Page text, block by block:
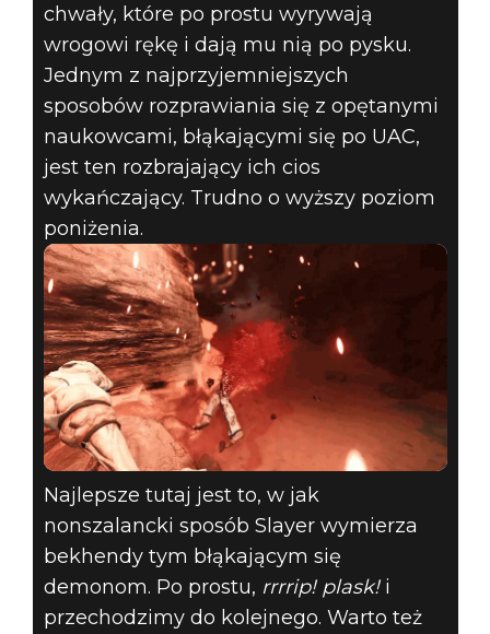
chwały, które po prostu wyrywają
wrogowi rękę i dają mu nią po pysku.
Jednym z najprzyjemniejszych
sposobów rozprawiania się z opętanymi
naukowcami, błąkającymi się po UAC,
jest ten rozbrajający ich cios
wykańczający. Trudno o wyższy poziom
poniżenia.
Najlepsze tutaj jest to, w jak
nonszalancki sposób Slayer wymierza
bekhendy tym błąkającym się
demonom. Po prostu, rrrrip! plask!i
przechodzimy do kolejnego. Warto też